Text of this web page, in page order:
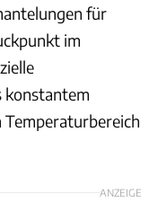
für
im
konstantem
ANZEIGE